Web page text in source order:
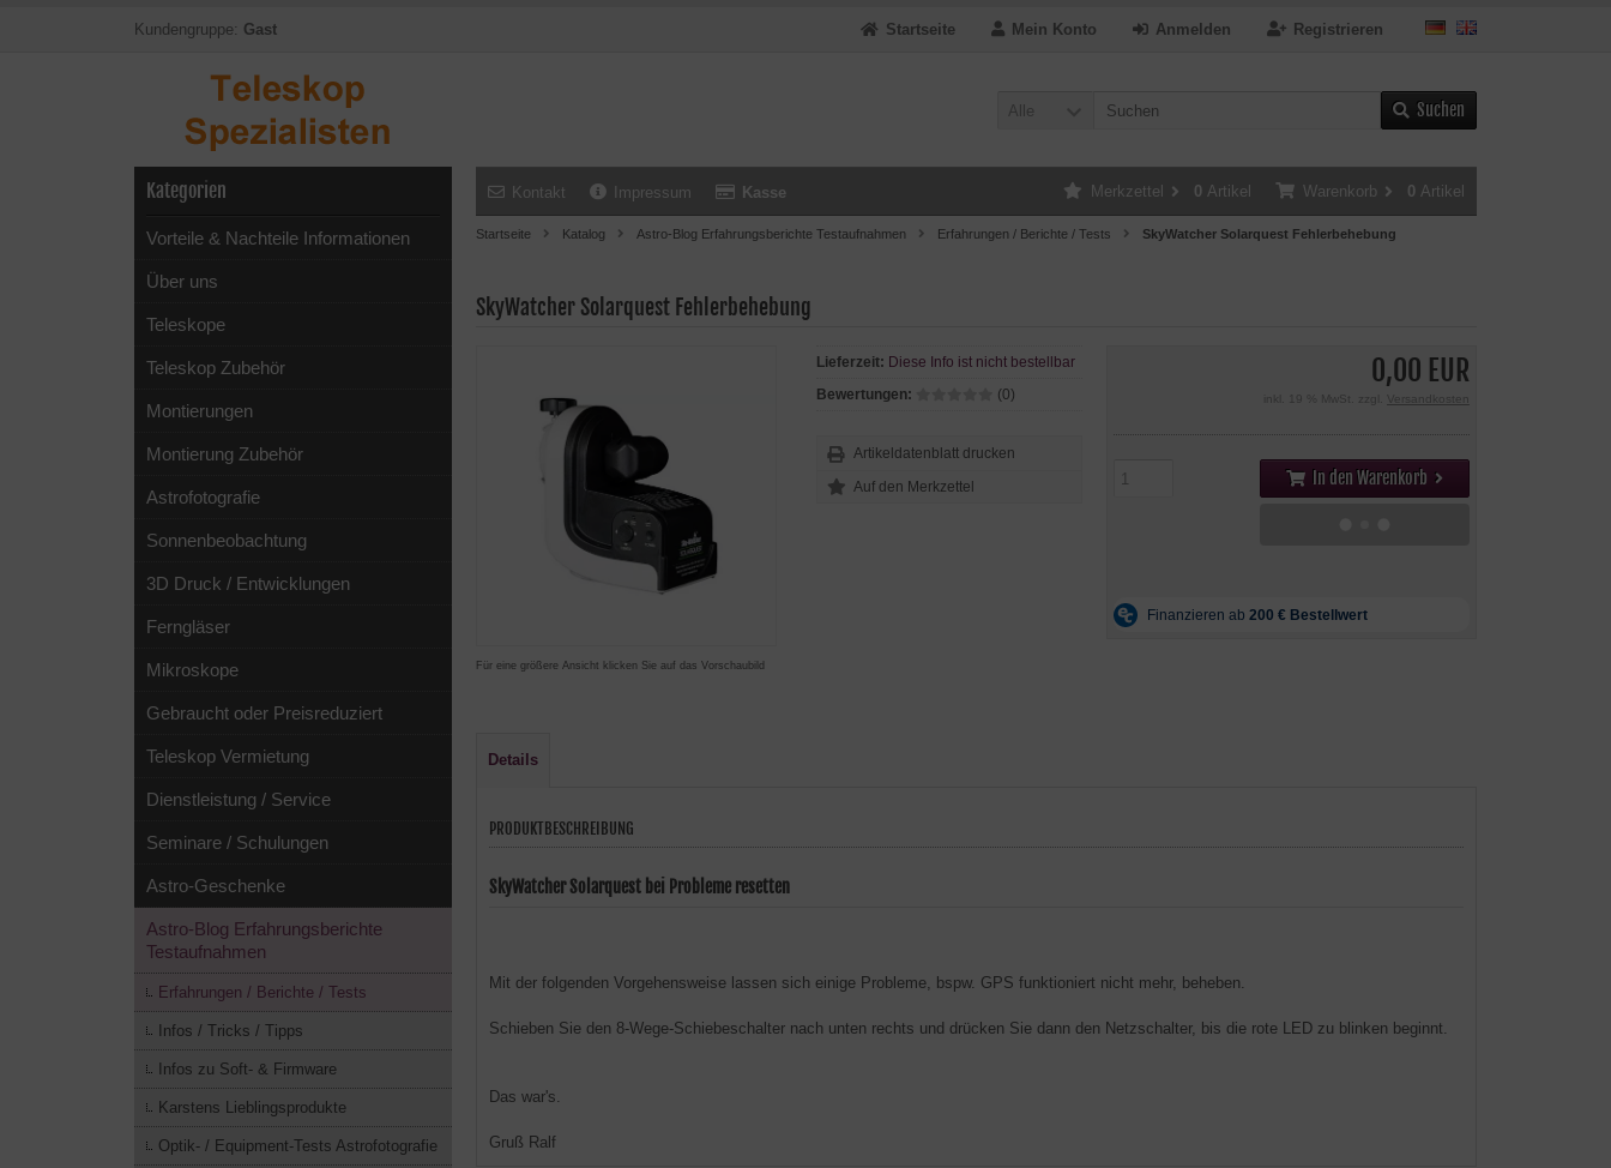
Kundengruppe: Gast Registrieren
Anmelden
Mein Konto
Startseite
Alle Suchen
Kontakt Impressum Kasse Warenkorb 0 Artikel
Merkzettel 0 Artikel
Startseite Katalog Astro-Blog Erfahrungsberichte Testaufnahmen Erfahrungen / Berichte / Tests SkyWatcher Solarquest Fehlerbehebung
SkyWatcher Solarquest Fehlerbehebung
Für eine größere Ansicht klicken Sie auf das Vorschaubild
0,00 EUR
inkl. 19 % MwSt. zzgl. Versandkosten
In den Warenkorb
Lieferzeit: Diese Info ist nicht bestellbar
Bewertungen:
(0)
Artikeldatenblatt drucken
Details
PRODUKTBESCHREIBUNG
SkyWatcher Solarquest bei Probleme resetten
Mit der folgenden Vorgehensweise lassen sich einige Probleme, bspw. GPS funktioniert nicht mehr, beheben.
Schieben Sie den 8-Wege-Schiebeschalter nach unten rechts und drücken Sie dann den Netzschalter, bis die rote LED zu blinken beginnt.
Das war's.
Gruß Ralf
Kategorien
Vorteile & Nachteile Informationen
Über uns
Teleskope
Teleskop Zubehör
Montierungen
Montierung Zubehör
Astrofotografie
Sonnenbeobachtung
3D Druck / Entwicklungen
Ferngläser
Mikroskope
Gebraucht oder Preisreduziert
Teleskop Vermietung
Dienstleistung / Service
Seminare / Schulungen
Astro-Geschenke
Astro-Blog Erfahrungsberichte
Testaufnahmen
Erfahrungen / Berichte / Tests
Infos / Tricks / Tipps
Infos zu Soft- & Firmware
Karstens Lieblingsprodukte
Optik- / Equipment-Tests Astrofotografie